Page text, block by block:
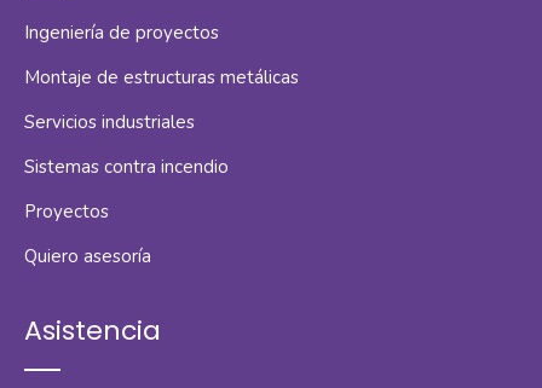
Ingeniería de proyectos
Montaje de estructuras metálicas
Servicios industriales
Sistemas contra incendio
Proyectos
Quiero asesoría
Asistencia